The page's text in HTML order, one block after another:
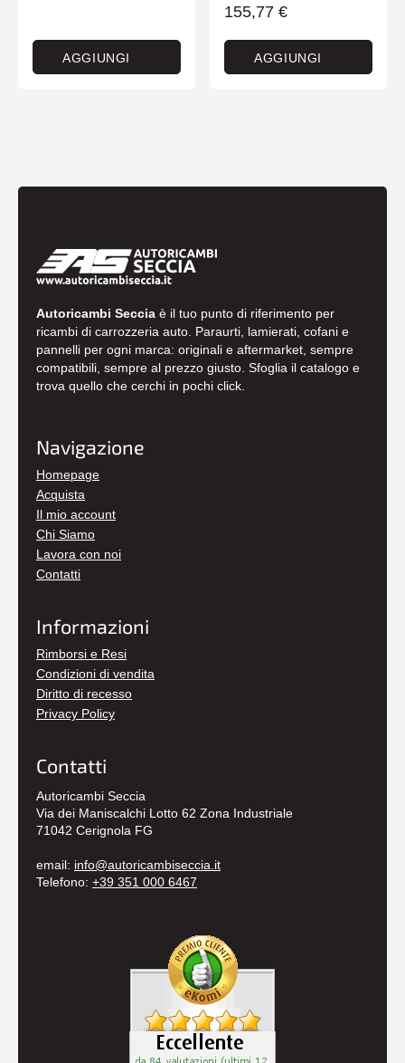
AGGIUNGI
155,77 €
AGGIUNGI
Autoricambi Seccia è il tuo punto di riferimento per
ricambi di carrozzeria auto. Paraurti, lamierati, cofani e
pannelli per ogni marca: originali e aftermarket, sempre
compatibili, sempre al prezzo giusto. Sfoglia il catalogo e
trova quello che cerchi in pochi click.
Navigazione
Homepage
Acquista
Il mio account
Chi Siamo
Lavora con noi
Contatti
Informazioni
Rimborsi e Resi
Condizioni di vendita
Diritto di recesso
Privacy Policy
Contatti
Autoricambi Seccia
Via dei Maniscalchi Lotto 62 Zona Industriale
71042 Cerignola FG
email: info@autoricambiseccia.it
Telefono: +39 351 000 6467